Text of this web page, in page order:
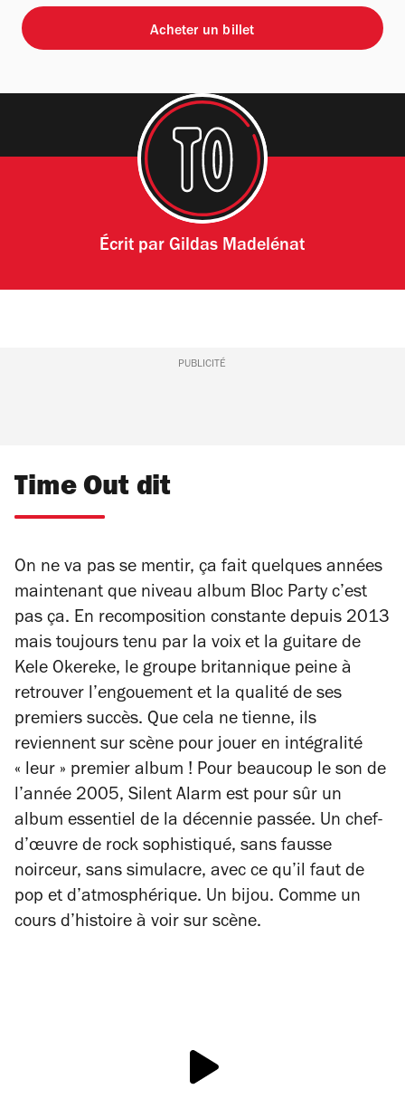
Acheter un billet
Écrit parGildas Madelénat
PUBLICITÉ
Time Out dit
On ne va pas se mentir, ça fait quelques années
maintenant que niveau album Bloc Partyc’est
pas ça. En recomposition constante depuis 2013
mais toujours tenu par la voix et la guitare de
Kele Okereke, le groupe britannique peine à
retrouver l’engouement et la qualité de ses
premiers succès. Que cela ne tienne, ils
reviennent sur scène pour jouer en intégralité
« leur » premier album ! Pour beaucoup le son de
l’année 2005, Silent Alarm est pour sûr un
album essentiel de la décennie passée. Un chef-
d’œuvre de rock sophistiqué, sans fausse
noirceur, sans simulacre, avec ce qu’il faut de
pop et d’atmosphérique. Un bijou. Comme un
cours d’histoire à voir sur scène.